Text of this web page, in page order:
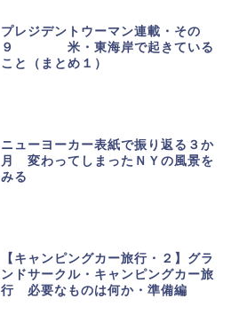
プレジデントウーマン連載・その
９ 米・東海岸で起きている
こと（まとめ１）
ニューヨーカー表紙で振り返る３か
月 変わってしまったＮＹの風景を
みる
【キャンピングカー旅行・２】グラ
ンドサークル・キャンピングカー旅
行 必要なものは何か・準備編